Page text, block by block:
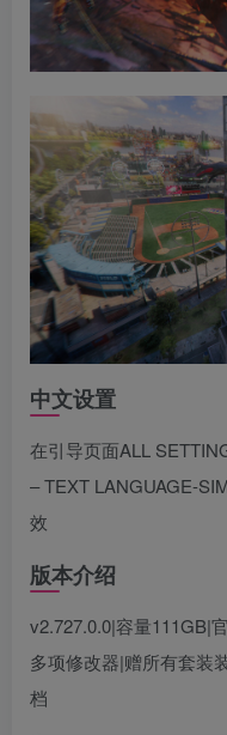
中文设置
在引导页面ALL
– TEXT LANGUAGE-
效
版本介绍
v2.727.0.0|容量111GB|
多项修改器|赠所有套装
档